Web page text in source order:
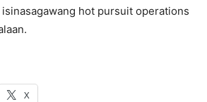
isinasagawang hot pursuit operations
X